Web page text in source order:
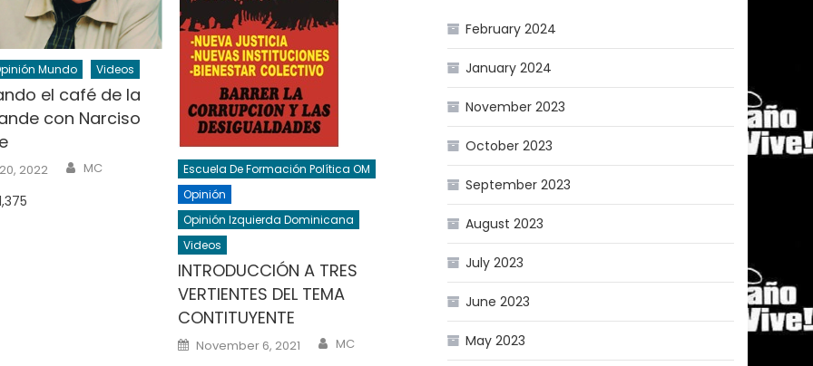
Mundo Videos
el café de la
con Narciso
2022 Author
MC
Escuela De Formación Política OM
Opinión
Opinión Izquierda Dominicana
Videos
INTRODUCCIÓN A TRES
VERTIENTES DEL TEMA
CONTITUYENTE
Posted
on
November 6, 2021 Author
MC
February 2024
January 2024
November 2023
October 2023
September 2023
August 2023
July 2023
June 2023
May 2023